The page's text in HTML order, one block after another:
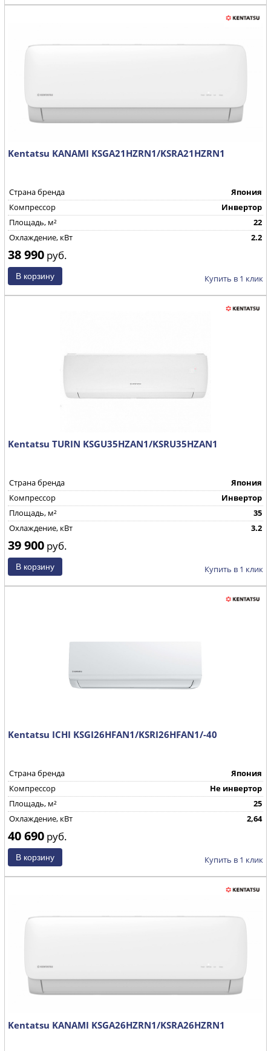
Kentatsu KANAMI KSGA21HZRN1/KSRA21HZRN1
Страна бренда
Япония
Компрессор
Инвертор
Площадь, м²
22
Охлаждение, кВт
2.2
38 990 руб.
Купить в 1 клик
Kentatsu TURIN KSGU35HZAN1/KSRU35HZAN1
Страна бренда
Япония
Компрессор
Инвертор
Площадь, м²
35
Охлаждение, кВт
3.2
39 900 руб.
Купить в 1 клик
Kentatsu ICHI KSGI26HFAN1/KSRI26HFAN1/-40
Страна бренда
Япония
Компрессор
Не инвертор
Площадь, м²
25
Охлаждение, кВт
2,64
40 690 руб.
Купить в 1 клик
Kentatsu KANAMI KSGA26HZRN1/KSRA26HZRN1